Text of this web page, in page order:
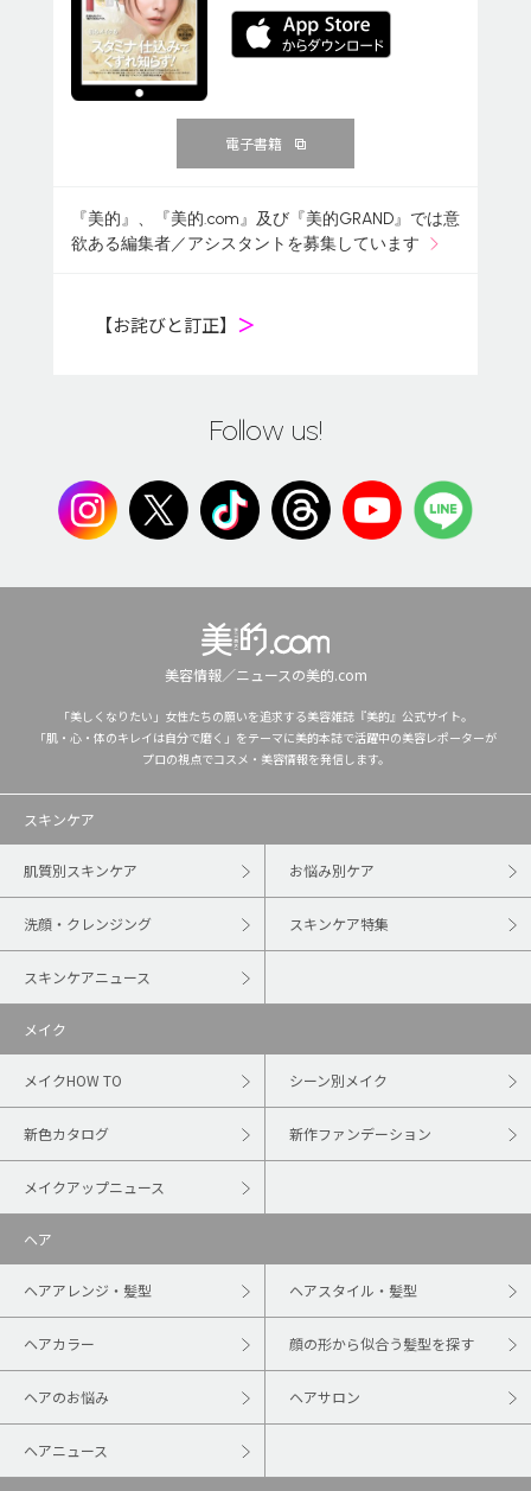
電子書籍
『美的』、『美的.com』及び『美的GRAND』では意
欲ある編集者／アシスタントを募集しています
【お詫びと訂正】 ＞
Follow us!
美容情報／ニュースの美的.com
「美しくなりたい」女性たちの願いを追求する美容雑誌『美的』公式サイト。
「肌・心・体のキレイは自分で磨く」をテーマに美的本誌で活躍中の美容レポーターが
プロの視点でコスメ・美容情報を発信します。
スキンケア
肌質別スキンケア お悩み別ケア
洗顔・クレンジング スキンケア特集
スキンケアニュース
メイク
メイクHOW TO シーン別メイク
新色カタログ 新作ファンデーション
メイクアップニュース
ヘア
ヘアアレンジ・髪型 ヘアスタイル・髪型
ヘアカラー 顔の形から似合う髪型を探す
ヘアのお悩み ヘアサロン
ヘアニュース